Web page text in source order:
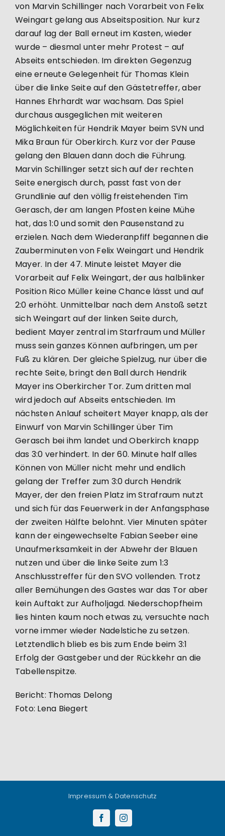
von Marvin Schillinger nach Vorarbeit von Felix
Weingart gelang aus Abseitsposition. Nur kurz
darauf lag der Ball erneut im Kasten, wieder
wurde – diesmal unter mehr Protest – auf
Abseits entschieden. Im direkten Gegenzug
eine erneute Gelegenheit für Thomas Klein
über die linke Seite auf den Gästetreffer, aber
Hannes Ehrhardt war wachsam. Das Spiel
durchaus ausgeglichen mit weiteren
Möglichkeiten für Hendrik Mayer beim SVN und
Mika Braun für Oberkirch. Kurz vor der Pause
gelang den Blauen dann doch die Führung.
Marvin Schillinger setzt sich auf der rechten
Seite energisch durch, passt fast von der
Grundlinie auf den völlig freistehenden Tim
Gerasch, der am langen Pfosten keine Mühe
hat, das 1:0 und somit den Pausenstand zu
erzielen. Nach dem Wiederanpfiff begannen die
Zauberminuten von Felix Weingart und Hendrik
Mayer. In der 47. Minute leistet Mayer die
Vorarbeit auf Felix Weingart, der aus halblinker
Position Rico Müller keine Chance lässt und auf
2:0 erhöht. Unmittelbar nach dem Anstoß setzt
sich Weingart auf der linken Seite durch,
bedient Mayer zentral im Starfraum und Müller
muss sein ganzes Können aufbringen, um per
Fuß zu klären. Der gleiche Spielzug, nur über die
rechte Seite, bringt den Ball durch Hendrik
Mayer ins Oberkircher Tor. Zum dritten mal
wird jedoch auf Abseits entschieden. Im
nächsten Anlauf scheitert Mayer knapp, als der
Einwurf von Marvin Schillinger über Tim
Gerasch bei ihm landet und Oberkirch knapp
das 3:0 verhindert. In der 60. Minute half alles
Können von Müller nicht mehr und endlich
gelang der Treffer zum 3:0 durch Hendrik
Mayer, der den freien Platz im Strafraum nutzt
und sich für das Feuerwerk in der Anfangsphase
der zweiten Hälfte belohnt. Vier Minuten später
kann der eingewechselte Fabian Seeber eine
Unaufmerksamkeit in der Abwehr der Blauen
nutzen und über die linke Seite zum 1:3
Anschlusstreffer für den SVO vollenden. Trotz
aller Bemühungen des Gastes war das Tor aber
kein Auftakt zur Aufholjagd. Niederschopfheim
lies hinten kaum noch etwas zu, versuchte nach
vorne immer wieder Nadelstiche zu setzen.
Letztendlich blieb es bis zum Ende beim 3:1
Erfolg der Gastgeber und der Rückkehr an die
Tabellenspitze.
Bericht: Thomas Delong
Foto: Lena Biegert
Impressum & Datenschutz
FacebookInstagram